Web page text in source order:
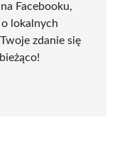
Facebooku,
lokalnych
zdanie się